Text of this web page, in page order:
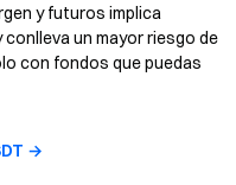
y futuros implica
un mayor riesgo de
con fondos que puedas
→